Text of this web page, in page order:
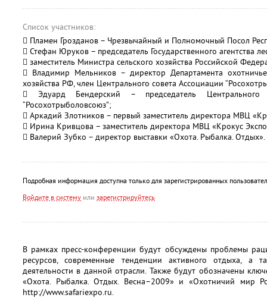
Список участников:
 Пламен Грозданов – Чрезвычайный и Полномочный Посол
 Стефан Юруков – председатель Государственного агентства
 заместитель Министра сельского хозяйства Российской
 Владимир Мельников – директор Департамента
хозяйства РФ, член Центрального совета Ассоциации
 Эдуард Бендерский – председатель Центрального
“Росохотрыболовсоюз”;
 Аркадий Злотников – первый заместитель директора МВЦ
 Ирина Кривцова – заместитель директора МВЦ «Крокус
 Валерий Зубко – директор выставки «Охота. Рыбалка. Отдых».
Подробная информация доступна только для зарегистрированных
Войдите в систему или зарегистрируйтесь
В рамках пресс-конференции будут обсуждены проблемы
ресурсов, современные тенденции активного отдыха, а
деятельности в данной отрасли. Также будут обозначены
«Охота. Рыбалка. Отдых. Весна–2009» и «Охотничий мир
http://www.safariexpo.ru.